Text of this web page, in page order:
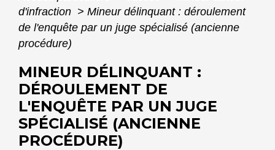
d'infraction > Mineur délinquant : déroulement
de l'enquête par un juge spécialisé (ancienne
procédure)
MINEUR DÉLINQUANT :
DÉROULEMENT DE
L'ENQUÊTE PAR UN JUGE
SPÉCIALISÉ (ANCIENNE
PROCÉDURE)